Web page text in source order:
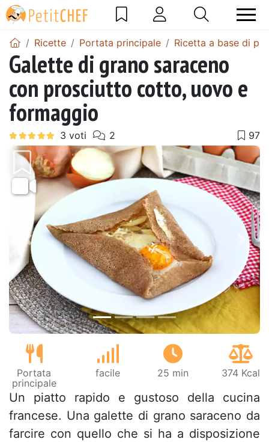
Ricette Portata principale Ricetta a base di
Galette di grano saraceno
con prosciutto cotto, uovo e
formaggio
Precedente
Portata
principale
facile 25 min 374 Kcal
Un piatto rapido e gustoso della cucina
francese. Una galette di grano saraceno da
farcire con quello che si ha a disposizione